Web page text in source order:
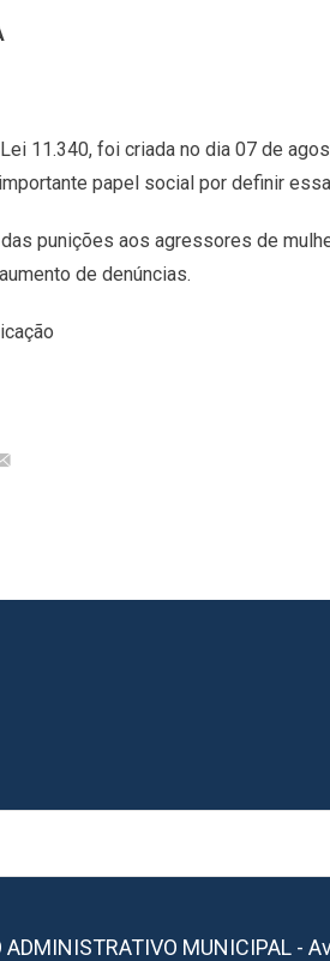
11.340, foi criada no dia 07 de
papel social por definir
punições aos agressores de
de denúncias.
ADMINISTRATIVO MUNICIPAL -